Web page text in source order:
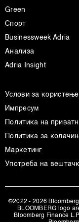
Green
Спорт
Businessweek Adria
Анализа
Adria Insight
Услови за користење
Импресум
Политика на
Политика за
Маркетинг
Употреба на
©2022 - 2026
BLOOMBERG logo
Bloomberg Finance